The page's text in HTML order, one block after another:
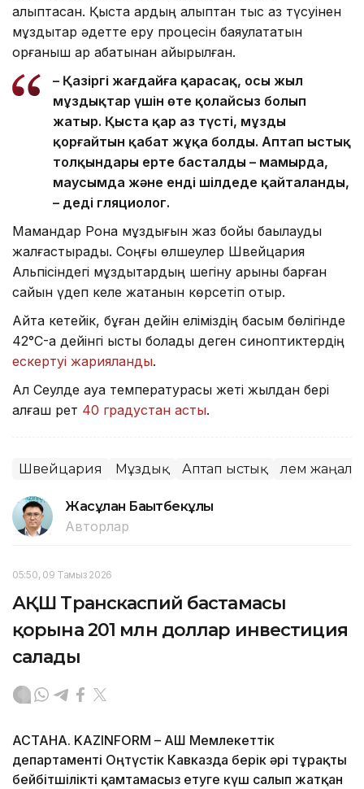
қалыптасқан. Қыста қардың қалыптан тыс аз түсуінен
мұздықтар әдетте еру процесін баяулататын
қорғаныш қар қабатынан айырылған.
– Қазіргі жағдайға қарасақ, осы жыл
мұздықтар үшін өте қолайсыз болып
жатыр. Қыста қар аз түсті, мұзды
қорғайтын қабат жұқа болды. Аптап ыстық
толқындары ерте басталды – мамырда,
маусымда және енді шілдеде қайталанды,
– деді гляциолог.
Мамандар Рона мұздығын жаз бойы бақылауды
жалғастырады. Соңғы өлшеулер Швейцария
Альпісіндегі мұздықтардың шегіну қарқыны барған
сайын үдеп келе жатқанын көрсетіп отыр.
Айта кетейік, бұған дейін еліміздің басым бөлігінде
42°C-қа дейінгі ыстық болады деген синоптиктердің
ескертуі жарияланды.
Ал Сеулде ауа температурасы жеті жылдан бері
алғаш рет 40 градустан асты.
Швейцария Мұздық Аптап ыстық Әлем
Жасұлан Бақытбекұлы
Авторлар
05:50, 09 Тамыз 2026
АҚШ Транскаспий бастамасы
қорына 201 млн доллар инвестиция
салады
АСТАНА. KAZINFORM – АҚШ Мемлекеттік
департаменті Оңтүстік Кавказда берік әрі тұрақты
бейбітшілікті қамтамасыз етуге күш салып жатқан